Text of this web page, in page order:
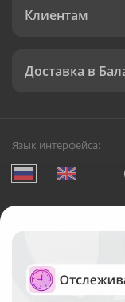
Клиентам
Доставка в
Язык интерфейса:
Служба
Русский Букет, 2026
Общество с
ОГРН:
Юридический